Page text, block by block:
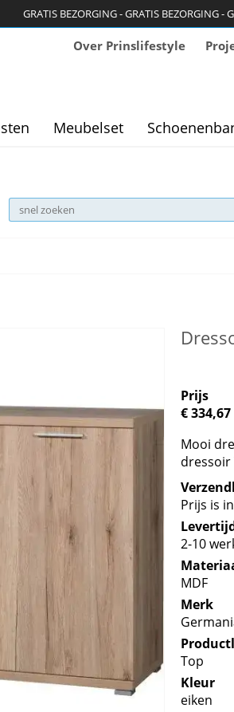
GRATIS BEZORGING - GRATIS BEZORGING -
Over Prinslifestyle
Meubelset
Prijs
€ 334,67
Mooi
dressoir
Prijs is
2-10
MDF
Merk
Top
Kleur
eiken